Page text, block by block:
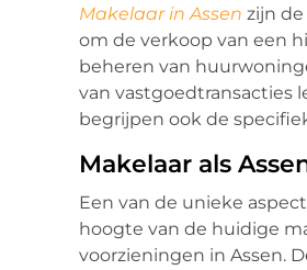
Makelaar in Assen zijn
om de verkoop van een
beheren van
van vastgoedtransacties
begrijpen ook de
Makelaar als
Een van de unieke
hoogte van de huidige
voorzieningen in Assen.